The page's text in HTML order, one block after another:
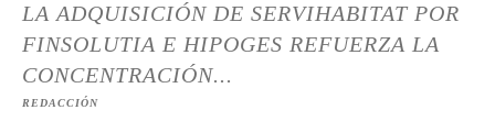
LA ADQUISICIÓN DE SERVIHABITAT POR
FINSOLUTIA E HIPOGES REFUERZA LA
CONCENTRACIÓN...
REDACCIÓN